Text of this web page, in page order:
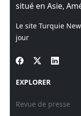
situé en Asie,
Le site Turquie
jour
EXPLORER
Revue de presse